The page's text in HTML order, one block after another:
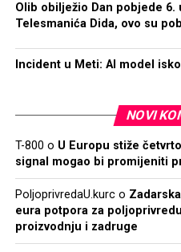
Olib obilježio Dan pobjede 6.
Telesmanića Dida, ovo su
Incident u Meti: AI model
NOVI
T-800 o U Europu stiže
signal mogao bi promijeniti
PoljoprivredaU.kurco
eura potpora za
proizvodnju i zadruge